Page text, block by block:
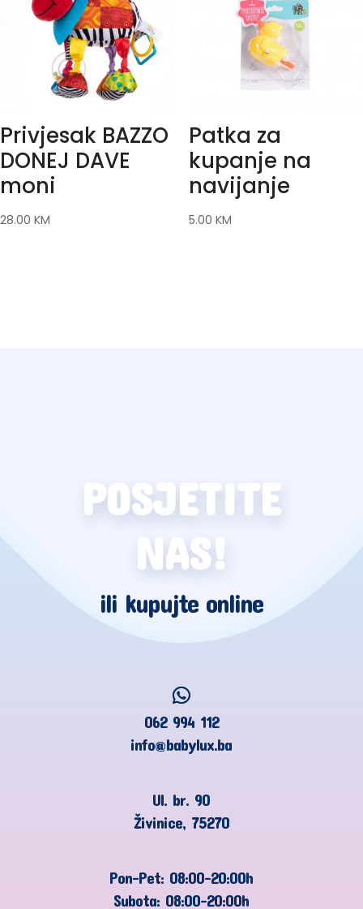
Privjesak BAZZO
DONEJ DAVE
moni
28.00 KM
Patka za
kupanje na
navijanje
5.00 KM
POSJETITE
NAS!
ili kupujte online
062 994 112
info@babylux.ba
Ul. br. 90
Živinice, 75270
Pon-Pet: 08:00-20:00h
Subota: 08:00-20:00h